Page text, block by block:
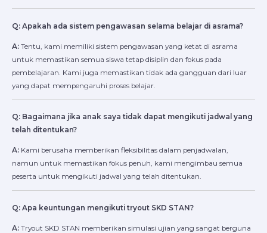
Q: Apakah ada sistem pengawasan selama belajar di asrama?
A: Tentu, kami memiliki sistem pengawasan yang ketat di asrama
untuk memastikan semua siswa tetap disiplin dan fokus pada
pembelajaran. Kami juga memastikan tidak ada gangguan dari luar
yang dapat mempengaruhi proses belajar.
Q: Bagaimana jika anak saya tidak dapat mengikuti jadwal yang
telah ditentukan?
A: Kami berusaha memberikan fleksibilitas dalam penjadwalan,
namun untuk memastikan fokus penuh, kami mengimbau semua
peserta untuk mengikuti jadwal yang telah ditentukan.
Q: Apa keuntungan mengikuti tryout SKD STAN?
A: Tryout SKD STAN memberikan simulasi ujian yang sangat berguna